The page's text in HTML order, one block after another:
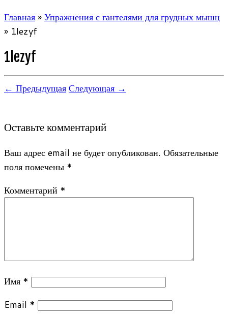
Главная»Упражнения с гантелями для грудных мышц
» 1lezyf
1lezyf
← ПредыдущаяСледующая →
Оставьте комментарий
Ваш адрес email не будет опубликован. Обязательные
поля помечены *
Комментарий *
Имя *
Email *